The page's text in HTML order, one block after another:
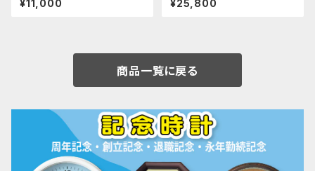
開院祝い
¥11,000
念
¥25,800
商品一覧に戻る